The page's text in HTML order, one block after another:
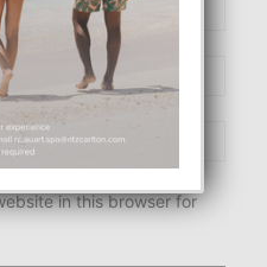
in this browser for